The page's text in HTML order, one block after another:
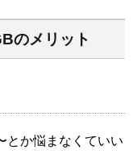
のメリット
とか悩まなくていい